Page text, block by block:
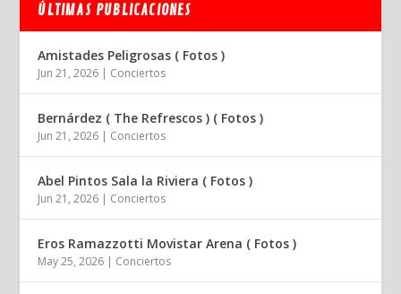
ÚLTIMAS PUBLICACIONES
Amistades Peligrosas ( Fotos )
Jun 21, 2026 | Conciertos
Bernárdez ( The Refrescos ) ( Fotos )
Jun 21, 2026 | Conciertos
Abel Pintos Sala la Riviera ( Fotos )
Jun 21, 2026 | Conciertos
Eros Ramazzotti Movistar Arena ( Fotos )
May 25, 2026 | Conciertos